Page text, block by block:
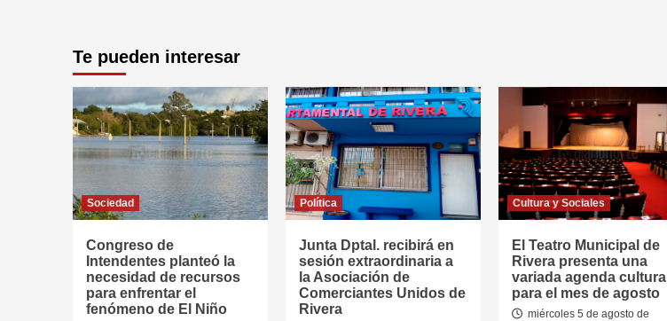
Te pueden interesar
Sociedad
Congreso de
Intendentes planteó la
necesidad de recursos
para enfrentar el
fenómeno de El Niño
Política
Junta Dptal. recibirá en
sesión extraordinaria a
la Asociación de
Comerciantes Unidos de
Rivera
Cultura y Sociales
El Teatro Municipal de
Rivera presenta una
variada agenda cultural
para el mes de agosto
miércoles 5 de agosto de